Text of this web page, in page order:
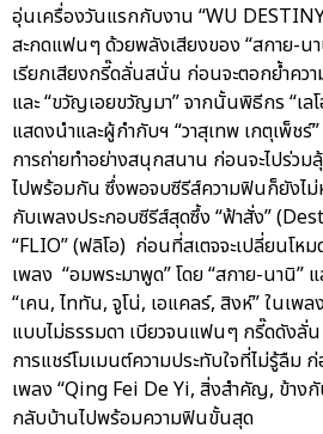
อุ่นเครื่องวันแรกกับงาน “WU
สะกดแฟนๆ ด้วยพลังเสียงของ “สกาย-นา
เรียกเสียงกรี๊ดลั่นสนั่น ก่อนจะตอกย้ำควา
และ “ขวัญเอยขวัญมา” จากนั้นพิธีกร “เล
แสดงนำและผู้กำกับฯ “วาสุเทพ เกตุเพ็ช
การถ่ายทำอย่างสนุกสนาน ก่อนจะไปร่ว
ไปพร้อมกัน ซึ่งพอจบซีรีส์ความฟินก็ยังไ
กับเพลงประกอบซีรีส์สุดซึ้ง “ฟ้าสั่ง”
“FLIO” (ฟลิโอ) ก่อนที่สเตจจะเปลี่ยนโห
เพลง “อมพระมาพูด” โดย “สกาย-นานิ
“เคน, ไททัน, จูโน่, เอแคลร์, สิงห์” ในเพ
แบบไม่ธรรมดา เบียวจนแฟนๆ กรี๊ดดังลั่
การแชร์โมเมนต์ความประทับใจที่ไม่รู้ลืม
เพลง “Qing Fei De Yi, สิ่งสำคัญ, ข้า
กลับบ้านไปพร้อมความฟินขั้นสุด